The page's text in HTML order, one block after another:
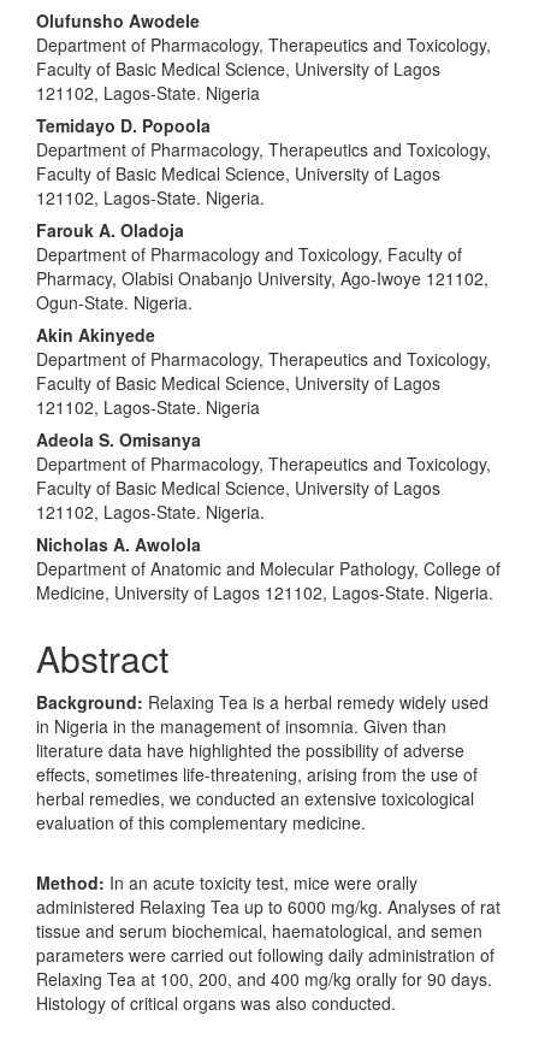
Main
Article
Content
Olufunsho Awodele
Department of Pharmacology, Therapeutics and Toxicology,
Faculty of Basic Medical Science, University of Lagos
121102, Lagos-State. Nigeria
Temidayo D. Popoola
Department of Pharmacology, Therapeutics and Toxicology,
Faculty of Basic Medical Science, University of Lagos
121102, Lagos-State. Nigeria.
Farouk A. Oladoja
Department of Pharmacology and Toxicology, Faculty of
Pharmacy, Olabisi Onabanjo University, Ago-Iwoye 121102,
Ogun-State. Nigeria.
Akin Akinyede
Department of Pharmacology, Therapeutics and Toxicology,
Faculty of Basic Medical Science, University of Lagos
121102, Lagos-State. Nigeria
Adeola S. Omisanya
Department of Pharmacology, Therapeutics and Toxicology,
Faculty of Basic Medical Science, University of Lagos
121102, Lagos-State. Nigeria.
Nicholas A. Awolola
Department of Anatomic and Molecular Pathology, College of
Medicine, University of Lagos 121102, Lagos-State. Nigeria.
Abstract
Background: Relaxing Tea is a herbal remedy widely used
in Nigeria in the management of insomnia. Given than
literature data have highlighted the possibility of adverse
effects, sometimes life-threatening, arising from the use of
herbal remedies, we conducted an extensive toxicological
evaluation of this complementary medicine.
Method: In an acute toxicity test, mice were orally
administered Relaxing Tea up to 6000 mg/kg. Analyses of rat
tissue and serum biochemical, haematological, and semen
parameters were carried out following daily administration of
Relaxing Tea at 100, 200, and 400 mg/kg orally for 90 days.
Histology of critical organs was also conducted.